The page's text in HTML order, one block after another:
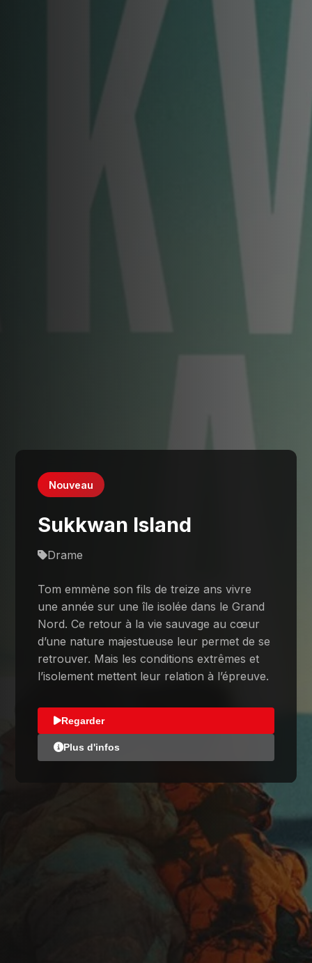
Nouveau
Sukkwan Island
Drame
Tom emmène son fils de treize ans vivre
une année sur une île isolée dans le Grand
Nord. Ce retour à la vie sauvage au cœur
d’une nature majestueuse leur permet de se
retrouver. Mais les conditions extrêmes et
l’isolement mettent leur relation à l’épreuve.
Regarder
Plus d'infos